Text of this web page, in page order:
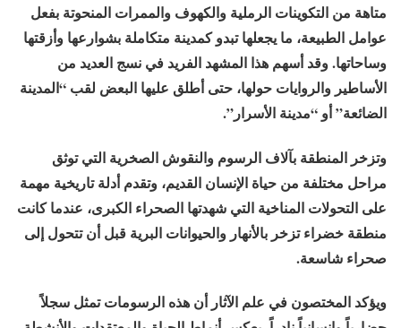
متاهة من التكوينات الرملية والكهوف والممرات المنحوتة بفعل
عوامل الطبيعة، ما يجعلها تبدو كمدينة متكاملة بشوارعها وأزقتها
وساحاتها. وقد أسهم هذا المشهد الفريد في نسج العديد من
الأساطير والروايات حولها، حتى أطلق عليها البعض لقب “المدينة
الضائعة” أو “مدينة الأسرار”.
وتزخر المنطقة بآلاف الرسوم والنقوش الصخرية التي توثق
مراحل مختلفة من حياة الإنسان القديم، وتقدم أدلة تاريخية مهمة
على التحولات المناخية التي شهدتها الصحراء الكبرى، عندما كانت
منطقة خضراء تزخر بالأنهار والحيوانات البرية قبل أن تتحول إلى
صحراء شاسعة.
ويؤكد المختصون في علم الآثار أن هذه الرسومات تمثل سجلاً